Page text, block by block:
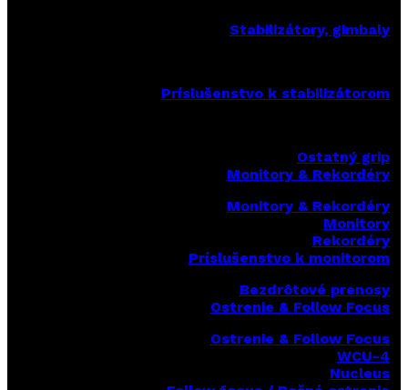
Stabilizátory, gimbaly
Príslušenstvo k stabilizátorom
Ostatný grip
Monitory & Rekordéry
Monitory & Rekordéry
Monitory
Rekordéry
Príslušenstvo k monitorom
Bezdrôtové prenosy
Ostrenie & Follow Focus
Ostrenie & Follow Focus
WCU-4
Nucleus